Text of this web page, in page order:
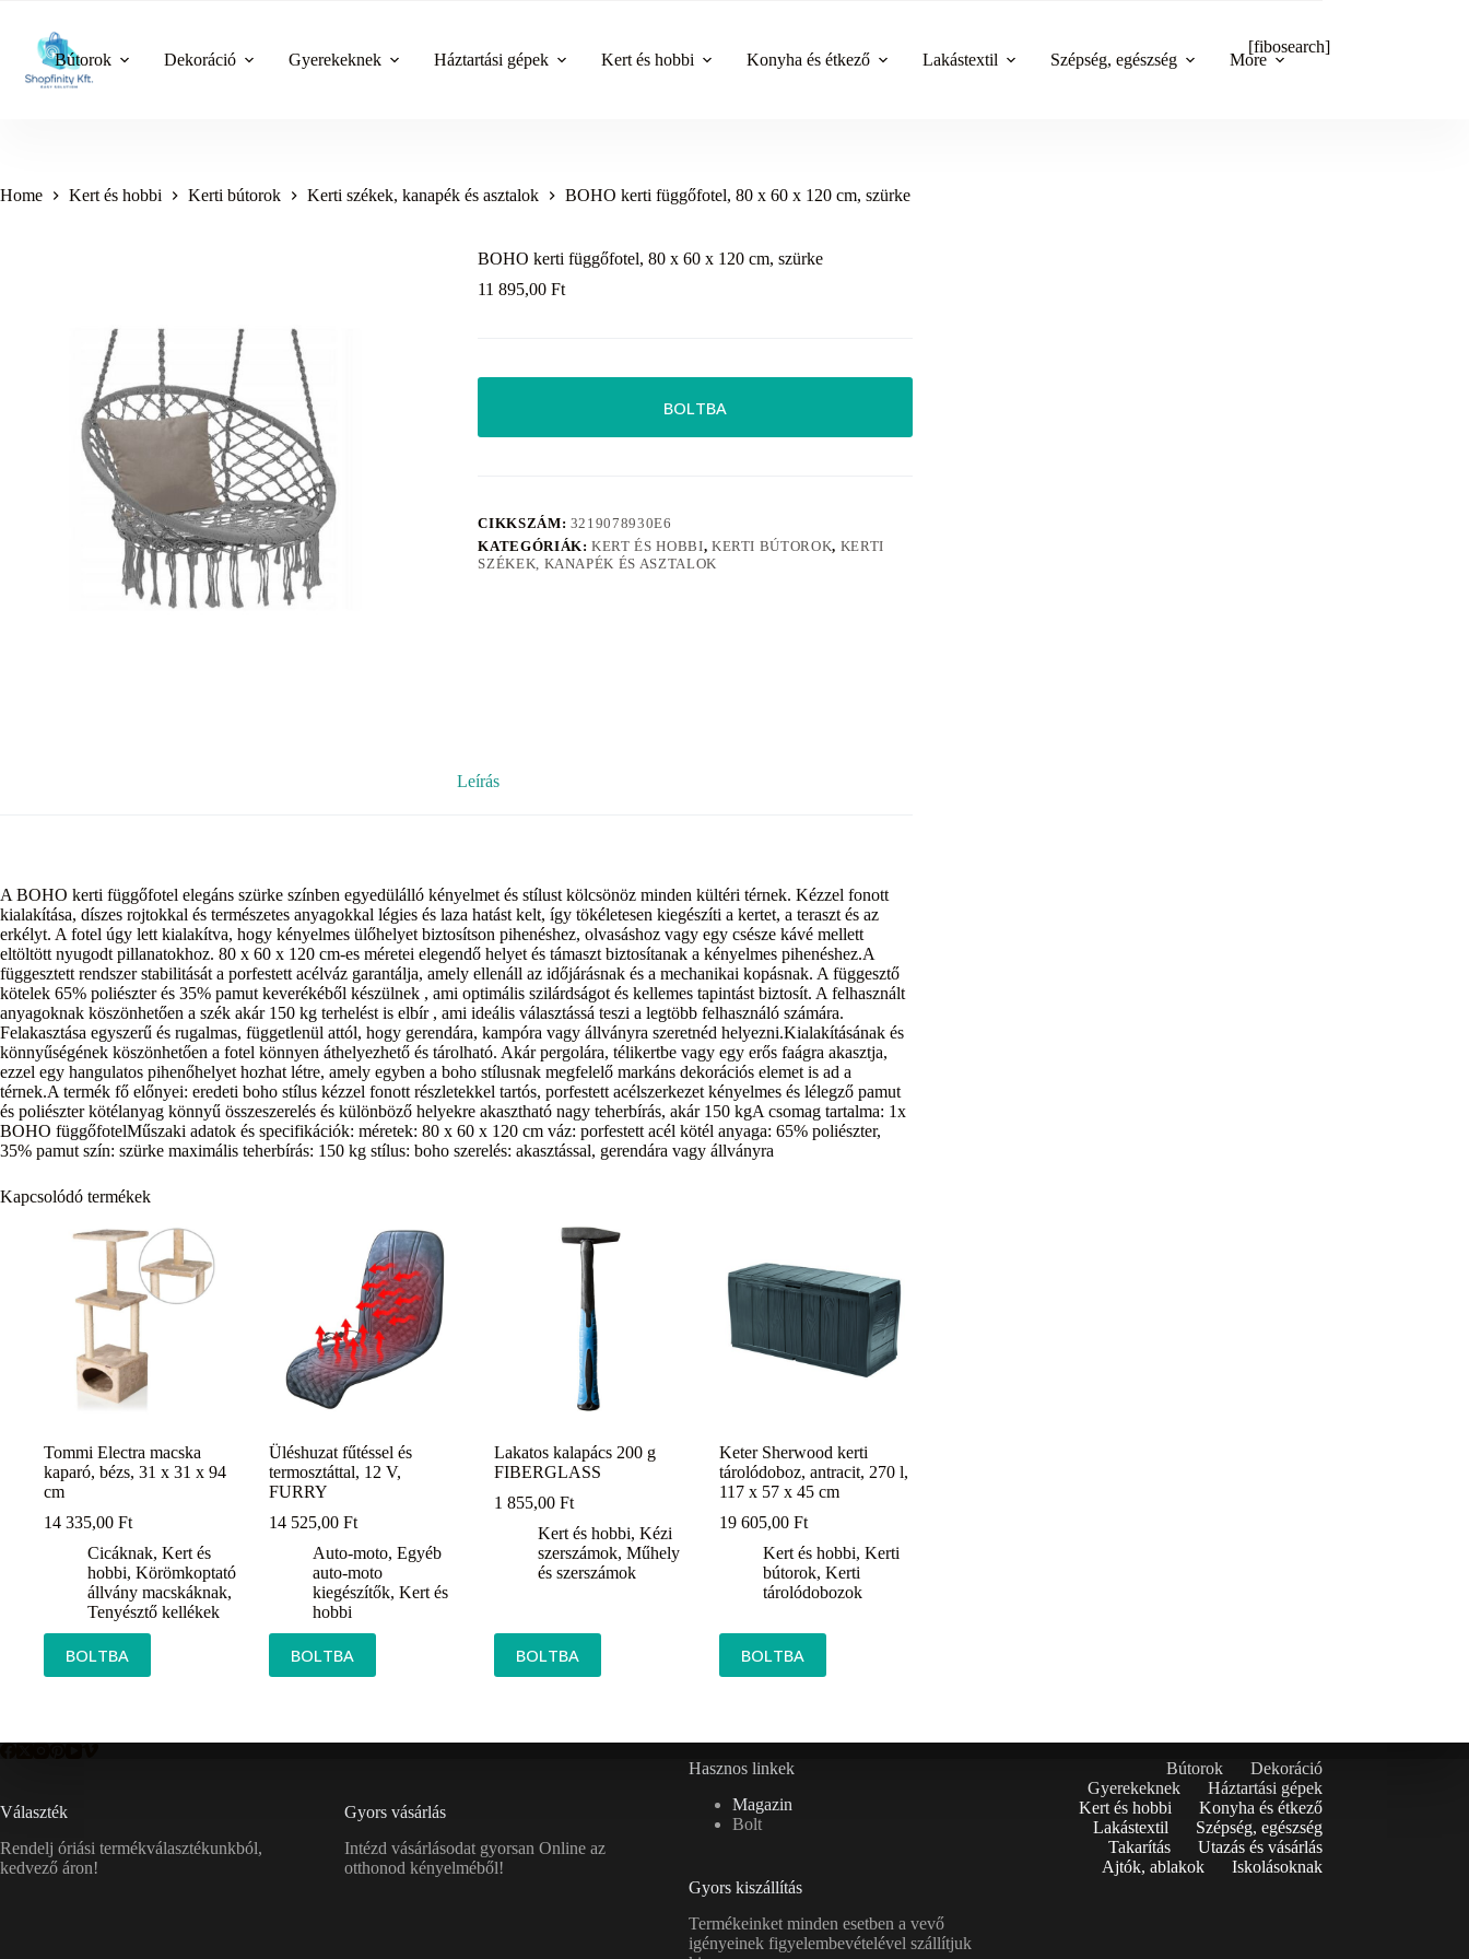
content
Bútorok Dekoráció Gyerekeknek Háztartási gépek Kert és hobbi Konyha és étkező Lakástextil Szépség, egészség More
[fibosearch]
Home Kert és hobbi Kerti bútorok Kerti székek, kanapék és asztalok BOHO kerti függőfotel, 80 x 60 x 120 cm, szürke
BOHO kerti függőfotel, 80 x 60 x 120 cm, szürke
11 895,00Ft
BOLTBA
CIKKSZÁM: 3219078930E6
KATEGÓRIÁK:KERT ÉS HOBBI, KERTI BÚTOROK, KERTI
SZÉKEK, KANAPÉK ÉS ASZTALOK
Leírás
A BOHO kerti függőfotel elegáns szürke színben egyedülálló kényelmet és stílust kölcsönöz minden kültéri térnek. Kézzel fonott
kialakítása, díszes rojtokkal és természetes anyagokkal légies és laza hatást kelt, így tökéletesen kiegészíti a kertet, a teraszt és az
erkélyt. A fotel úgy lett kialakítva, hogy kényelmes ülőhelyet biztosítson pihenéshez, olvasáshoz vagy egy csésze kávé mellett
eltöltött nyugodt pillanatokhoz. 80 x 60 x 120 cm-es méretei elegendő helyet és támaszt biztosítanak a kényelmes pihenéshez.A
függesztett rendszer stabilitását a porfestett acélváz garantálja, amely ellenáll az időjárásnak és a mechanikai kopásnak. A függesztő
kötelek 65% poliészter és 35% pamut keverékéből készülnek , ami optimális szilárdságot és kellemes tapintást biztosít. A felhasznált
anyagoknak köszönhetően a szék akár 150 kg terhelést is elbír , ami ideális választássá teszi a legtöbb felhasználó számára.
Felakasztása egyszerű és rugalmas, függetlenül attól, hogy gerendára, kampóra vagy állványra szeretnéd helyezni.Kialakításának és
könnyűségének köszönhetően a fotel könnyen áthelyezhető és tárolható. Akár pergolára, télikertbe vagy egy erős faágra akasztja,
ezzel egy hangulatos pihenőhelyet hozhat létre, amely egyben a boho stílusnak megfelelő markáns dekorációs elemet is ad a
térnek.A termék fő előnyei: eredeti boho stílus kézzel fonott részletekkel tartós, porfestett acélszerkezet kényelmes és lélegző pamut
és poliészter kötélanyag könnyű összeszerelés és különböző helyekre akasztható nagy teherbírás, akár 150 kgA csomag tartalma: 1x
BOHO függőfotelMűszaki adatok és specifikációk: méretek: 80 x 60 x 120 cm váz: porfestett acél kötél anyaga: 65% poliészter,
35% pamut szín: szürke maximális teherbírás: 150 kg stílus: boho szerelés: akasztással, gerendára vagy állványra
Kapcsolódó termékek
Tommi Electra macska
kaparó, bézs, 31 x 31 x 94
cm
14 335,00 Ft
Cicáknak, Kert és
hobbi, Körömkoptató
állvány macskáknak,
Tenyésztő kellékek
BOLTBA
Üléshuzat fűtéssel és
termosztáttal, 12 V,
FURRY
14 525,00Ft
Auto-moto,Egyéb
auto-moto
kiegészítők,Kert és
hobbi
BOLTBA
Lakatos kalapács 200 g
FIBERGLASS
1 855,00Ft
Kert és hobbi,Kézi
szerszámok,Műhely
és szerszámok
BOLTBA
Keter Sherwood kerti
tárolódoboz, antracit, 270 l,
117 x 57 x 45 cm
19 605,00Ft
Kert és hobbi,Kerti
bútorok,Kerti
tárolódobozok
BOLTBA
Választék
Rendelj óriási termékválasztékunkból,
kedvező áron!
Gyors vásárlás
Intézd vásárlásodat gyorsan Online az
otthonod kényelméből!
Hasznos linkek
Magazin
Bolt
Gyors kiszállítás
Termékeinket minden esetben a vevő
igényeinek figyelembevételével szállítjuk
Bútorok
Dekoráció
Gyerekeknek
Háztartási gépek
Kert és hobbi
Konyha és étkező
Lakástextil
Szépség, egészség
Takarítás
Utazás és vásárlás
Ajtók, ablakok
Iskolásoknak